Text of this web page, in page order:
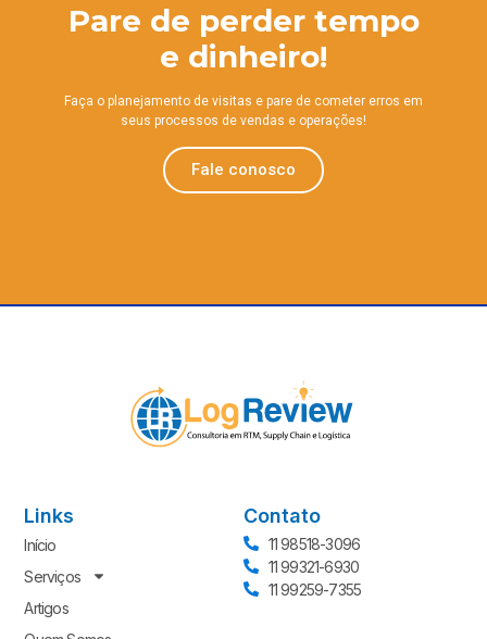
Pare de perder tempo
e dinheiro!
Faça o planejamento de visitas e pare de cometer erros em
seus processos de vendas e operações!
Fale conosco
Links
Início
Serviços
Artigos
Contato
11 98518-3096
11 99321-6930
11 99259-7355